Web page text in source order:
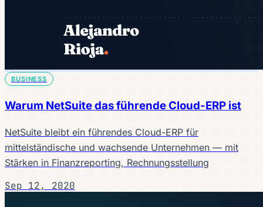
BUSINESS
Warum NetSuite das führende Cloud-ERP ist
NetSuite bleibt ein führendes Cloud-ERP für
mittelständische und wachsende Unternehmen — mit
Stärken in Finanzreporting, Rechnungsstellung
Sep 12, 2020